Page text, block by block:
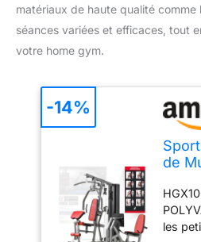
matériaux de haute qualité comme
séances variées et efficaces, tout
votre home gym.
de
les
-14%